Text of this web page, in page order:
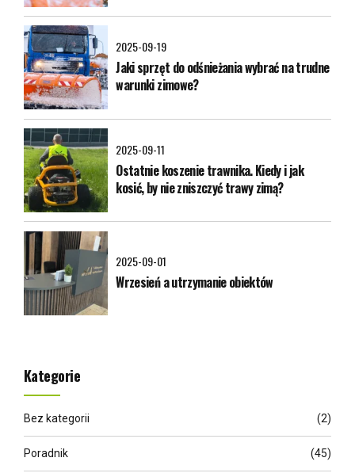
2025-09-19
Jaki sprzęt do odśnieżania wybrać na trudne
warunki zimowe?
2025-09-11
Ostatnie koszenie trawnika. Kiedy i jak
kosić, by nie zniszczyć trawy zimą?
2025-09-01
Wrzesień a utrzymanie obiektów
Kategorie
Bez kategorii (2)
Poradnik (45)